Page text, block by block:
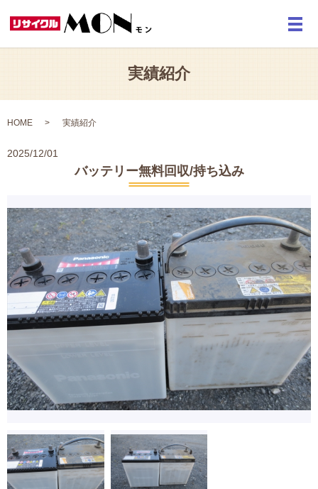
メ
実績紹介
HOME 実績紹介
2025/12/01
バッテリー無料回収/持ち込み